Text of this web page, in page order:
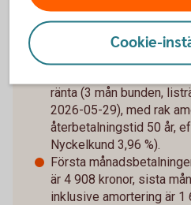
Räkneexempel
ränta (3 mån bunden,
2026-05-29), med rak
återbetalningstid 50 år,
Nyckelkund 3,96 %).
Första
är 4 908 kronor, sista
inklusive amortering är 1
Cookie-